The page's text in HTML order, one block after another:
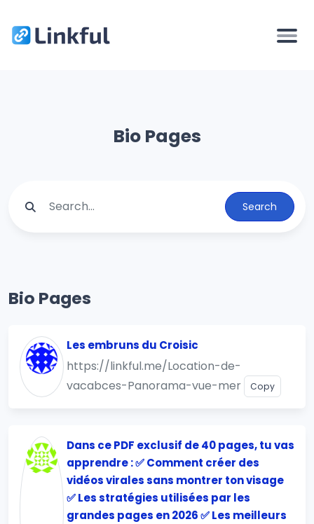
Bio Pages
Search
Bio Pages
Les embruns du Croisic
https://linkful.me/Location-de-
vacabces-Panorama-vue-mer
Copy
Dans ce PDF exclusif de 40 pages, tu vas
apprendre : ✅ Comment créer des
vidéos virales sans montrer ton visage
✅ Les stratégies utilisées par les
grandes pages en 2026 ✅ Les meilleurs